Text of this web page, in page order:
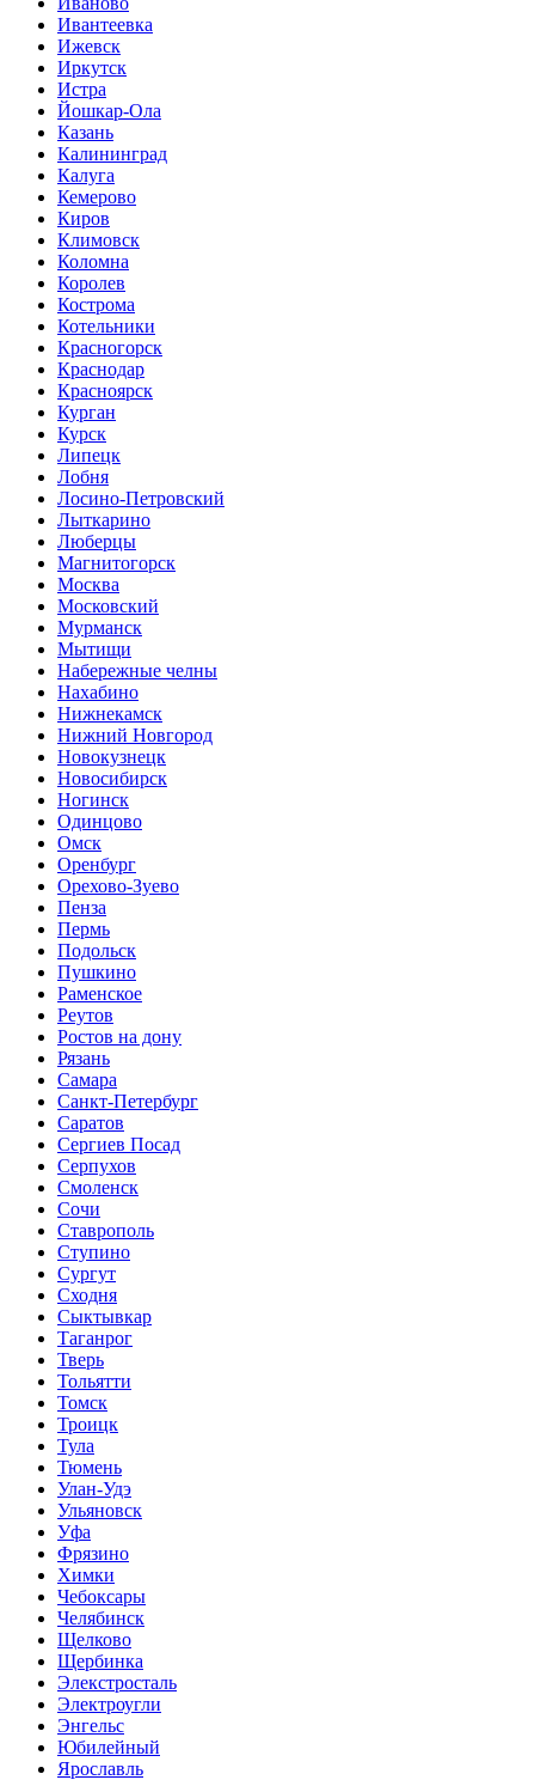
Ивантеевка
Ижевск
Иркутск
Истра
Йошкар-Ола
Казань
Калининград
Калуга
Кемерово
Киров
Климовск
Коломна
Королев
Кострома
Котельники
Красногорск
Краснодар
Красноярск
Курган
Курск
Липецк
Лобня
Лосино-Петровский
Лыткарино
Люберцы
Магнитогорск
Москва
Московский
Мурманск
Мытищи
Набережные челны
Нахабино
Нижнекамск
Нижний Новгород
Новокузнецк
Новосибирск
Ногинск
Одинцово
Омск
Оренбург
Орехово-Зуево
Пенза
Пермь
Подольск
Пушкино
Раменское
Реутов
Ростов на дону
Рязань
Самара
Санкт-Петербург
Саратов
Сергиев Посад
Серпухов
Смоленск
Сочи
Ставрополь
Ступино
Сургут
Сходня
Сыктывкар
Таганрог
Тверь
Тольятти
Томск
Троицк
Тула
Тюмень
Улан-Удэ
Ульяновск
Уфа
Фрязино
Химки
Чебоксары
Челябинск
Щелково
Щербинка
Элекстросталь
Электроугли
Энгельс
Юбилейный
Ярославль